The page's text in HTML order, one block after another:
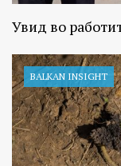
Увид во
BALKAN INSIGHT